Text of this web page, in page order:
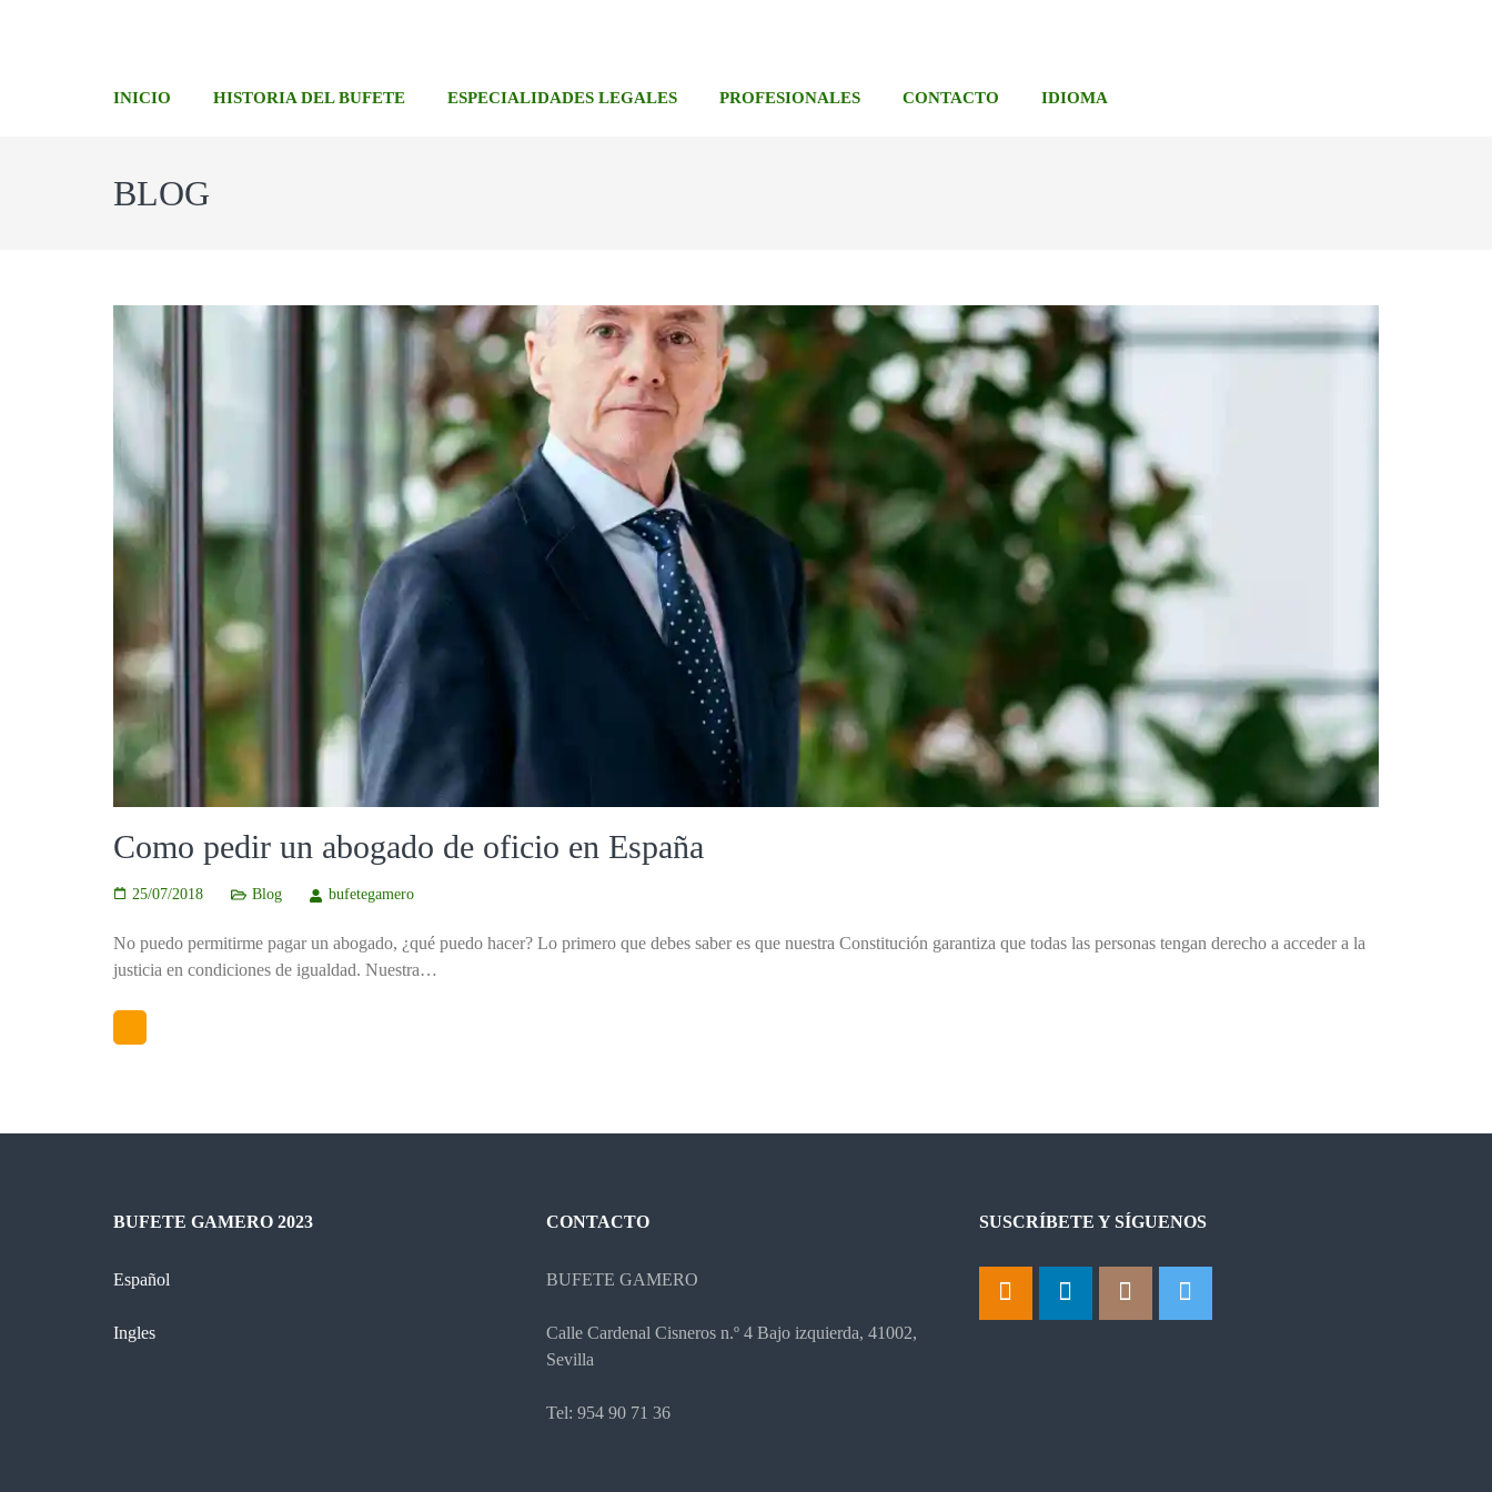
INICIO HISTORIA DEL BUFETE ESPECIALIDADES LEGALES PROFESIONALES CONTACTO IDIOMA
BLOG
Como pedir un abogado de oficio en España
25/07/2018 Blog bufetegamero
No puedo permitirme pagar un abogado, ¿qué puedo hacer? Lo primero que debes saber es que nuestra Constitución garantiza que todas las personas tengan derecho a acceder a la
justicia en condiciones de igualdad. Nuestra…
BUFETE GAMERO 2023
Español
Ingles
CONTACTO
BUFETE GAMERO
Calle Cardenal Cisneros n.º 4 Bajo izquierda, 41002,
Sevilla
Tel: 954 90 71 36
SUSCRÍBETE Y SÍGUENOS